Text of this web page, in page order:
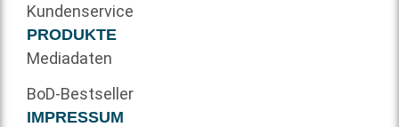
Kundenservice
PRODUKTE
Mediadaten
BoD-Bestseller
IMPRESSUM